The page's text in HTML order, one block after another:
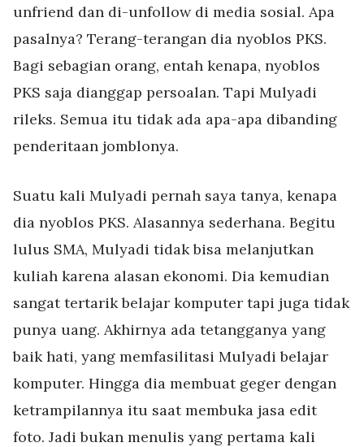
unfriend dan di-unfollow di media sosial. Apa
pasalnya? Terang-terangan dia nyoblos PKS.
Bagi sebagian orang, entah kenapa, nyoblos
PKS saja dianggap persoalan. Tapi Mulyadi
rileks. Semua itu tidak ada apa-apa dibanding
penderitaan jomblonya.
Suatu kali Mulyadi pernah saya tanya, kenapa
dia nyoblos PKS. Alasannya sederhana. Begitu
lulus SMA, Mulyadi tidak bisa melanjutkan
kuliah karena alasan ekonomi. Dia kemudian
sangat tertarik belajar komputer tapi juga tidak
punya uang. Akhirnya ada tetangganya yang
baik hati, yang memfasilitasi Mulyadi belajar
komputer. Hingga dia membuat geger dengan
ketrampilannya itu saat membuka jasa edit
foto. Jadi bukan menulis yang pertama kali